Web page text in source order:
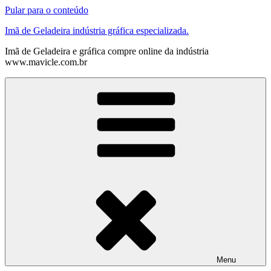
Pular para o conteúdo
Imã de Geladeira indústria gráfica especializada.
Imã de Geladeira e gráfica compre online da indústria
www.mavicle.com.br
Menu